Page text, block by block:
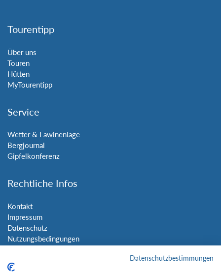
Tourentipp
Über uns
Touren
Hütten
MyTourentipp
Service
Wetter & Lawinenlage
Bergjournal
Gipfelkonferenz
Rechtliche Infos
Kontakt
Impressum
Datenschutz
Nutzungsbedingungen
Datenschutzbestimmungen